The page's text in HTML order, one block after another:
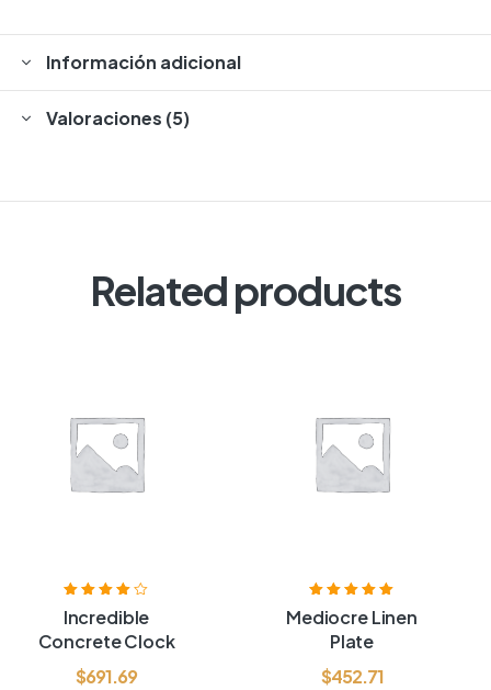
Información adicional
Valoraciones (5)
Related products
Valorado
con4.00de
5
Incredible
Concrete Clock
$691.69
Valorado con
5.00de 5
Mediocre Linen
Plate
$452.71